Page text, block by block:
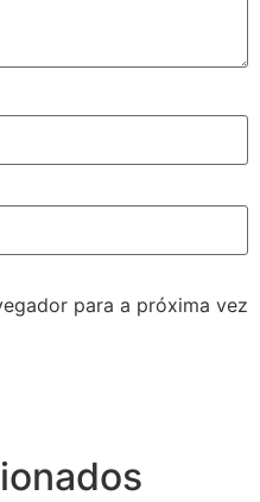
para a próxima vez